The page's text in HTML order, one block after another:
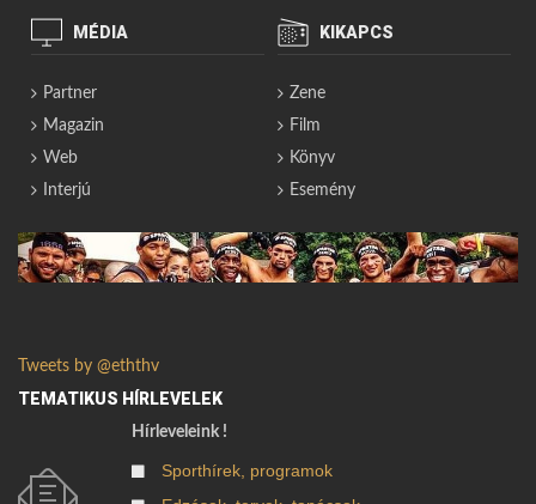
MÉDIA
Partner
Magazin
Web
Interjú
KIKAPCS
Zene
Film
Könyv
Esemény
Tweets by @eththv
TEMATIKUS HÍRLEVELEK
Hírleveleink !
Sporthírek, programok